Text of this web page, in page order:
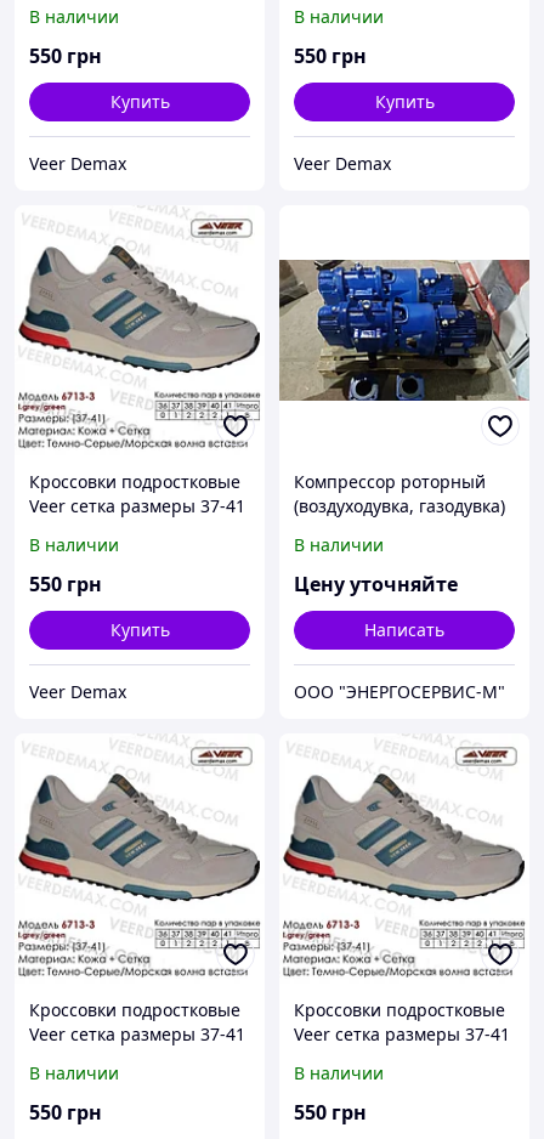
Синий
В наличии
550 грн
Купить
Veer Demax
Серый
В наличии
550 грн
Купить
Veer Demax
Кроссовки подростковые
Veer сетка размеры 37-41
В наличии
550 грн
Купить
Veer Demax
Компрессор роторный
(воздуходувка, газодувка)
34ВФ
В наличии
Цену уточняйте
Написать
ООО "ЭНЕРГОСЕРВИС-М"
Кроссовки подростковые
Veer сетка размеры 37-41
Синий
В наличии
550 грн
Кроссовки подростковые
Veer сетка размеры 37-41
Бежевый
В наличии
550 грн